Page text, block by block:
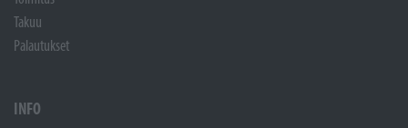
Takuu
Palautukset
INFO